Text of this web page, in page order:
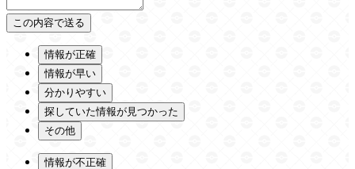
情報が正確
情報が早い
分かりやすい
探していた情報が見つかった
その他
情報が不正確